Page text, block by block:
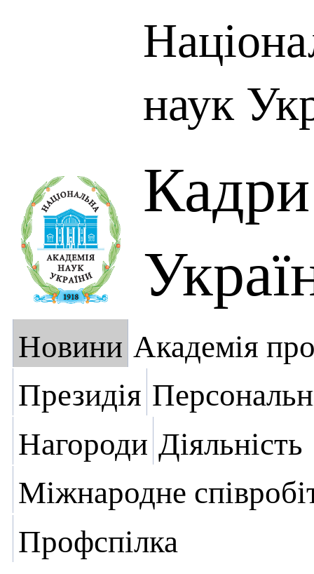
наук
Новини Академія
Президія
Нагороди Діяльність
Міжнародне
Профспілка